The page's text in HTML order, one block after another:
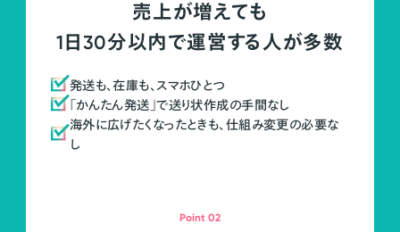
売上が増えても
1日30分以内で運営する人が多数
発送も、在庫も、スマホひとつ
「かんたん発送」で送り状作成の手間なし
海外に広げたくなったときも、仕組み変更の必要な
し
Point 02